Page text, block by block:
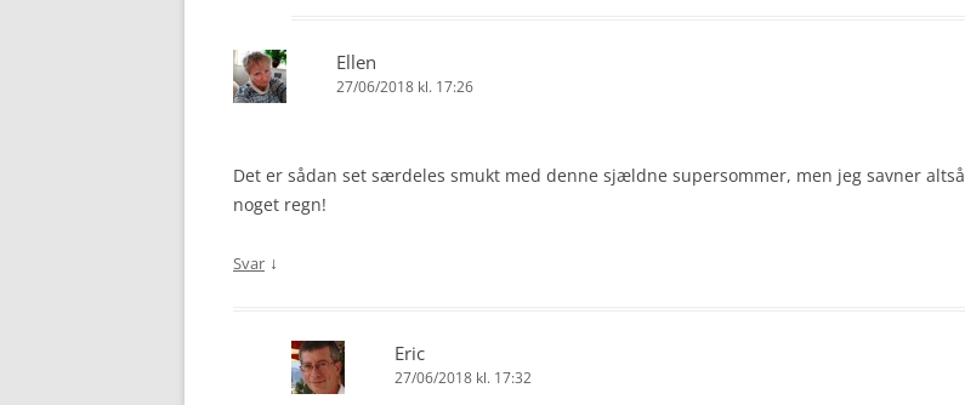
Ellen
27/06/2018 kl. 17:26
Det er sådan set særdeles smukt med denne sjældne supersommer, men jeg savner altså
noget regn!
Svar ↓
Eric
27/06/2018 kl. 17:32